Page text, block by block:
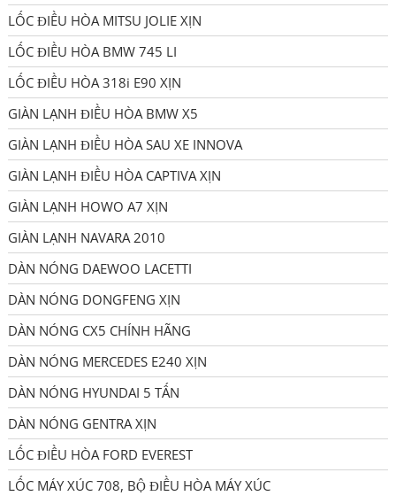
LỐC ĐIỀU HÒA MITSU JOLIE XỊN
LỐC ĐIỀU HÒA BMW 745 LI
LỐC ĐIỀU HÒA 318i E90 XỊN
GIÀN LẠNH ĐIỀU HÒA BMW X5
GIÀN LẠNH ĐIỀU HÒA SAU XE INNOVA
GIÀN LẠNH ĐIỀU HÒA CAPTIVA XỊN
GIÀN LẠNH HOWO A7 XỊN
GIÀN LẠNH NAVARA 2010
DÀN NÓNG DAEWOO LACETTI
DÀN NÓNG DONGFENG XỊN
DÀN NÓNG CX5 CHÍNH HÃNG
DÀN NÓNG MERCEDES E240 XỊN
DÀN NÓNG HYUNDAI 5 TẤN
DÀN NÓNG GENTRA XỊN
LỐC ĐIỀU HÒA FORD EVEREST
LỐC MÁY XÚC 708, BỘ ĐIỀU HÒA MÁY XÚC